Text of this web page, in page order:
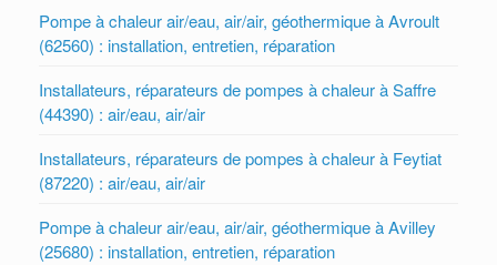
Pompe à chaleur air/eau, air/air, géothermique à Avroult
(62560) : installation, entretien, réparation
Installateurs, réparateurs de pompes à chaleur à Saffre
(44390) : air/eau, air/air
Installateurs, réparateurs de pompes à chaleur à Feytiat
(87220) : air/eau, air/air
Pompe à chaleur air/eau, air/air, géothermique à Avilley
(25680) : installation, entretien, réparation